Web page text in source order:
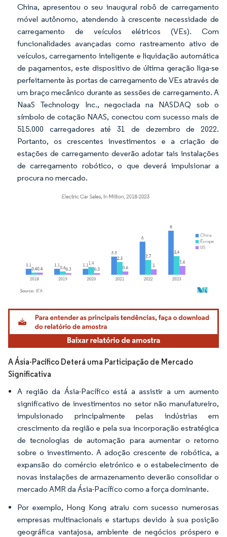
China, apresentou o seu inaugural robô de carregamento
móvel autônomo, atendendo à crescente necessidade de
carregamento de veículos elétricos (VEs). Com
funcionalidades avançadas como rastreamento ativo de
veículos, carregamento inteligente e liquidação automática
de pagamentos, este dispositivo de última geração liga-se
perfeitamente às portas de carregamento de VEs através de
um braço mecânico durante as sessões de carregamento. A
NaaS Technology Inc., negociada na NASDAQ sob o
símbolo de cotação NAAS, conectou com sucesso mais de
515.000 carregadores até 31 de dezembro de 2022.
Portanto, os crescentes investimentos e a criação de
estações de carregamento deverão adotar tais instalações
de carregamento robótico, o que deverá impulsionar a
procura no mercado.
Imagem © Mordor Intelligence. O reuso requer atribuição conforme CC BY 4.0.
A Ásia-Pacífico Deterá uma Participação de Mercado
Significativa
A região da Ásia-Pacífico está a assistir a um aumento
significativo de investimentos no setor não manufatureiro,
impulsionado principalmente pelas indústrias em
crescimento da região e pela sua incorporação estratégica
de tecnologias de automação para aumentar o retorno
sobre o investimento. A adoção crescente de robótica, a
expansão do comércio eletrónico e o estabelecimento de
novas instalações de armazenamento deverão consolidar o
mercado AMR da Ásia-Pacífico como a força dominante.
Por exemplo, Hong Kong atraiu com sucesso numerosas
empresas multinacionais e startups devido à sua posição
geográfica vantajosa, ambiente de negócios próspero e